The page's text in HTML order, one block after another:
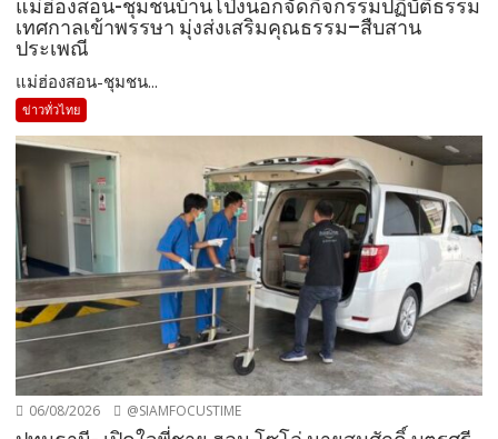
แม่ฮ่องสอน-ชุมชนบ้านโป่งนอกจัดกิจกรรมปฏิบัติธรรม
เทศกาลเข้าพรรษา มุ่งส่งเสริมคุณธรรม–สืบสาน
ประเพณี
แม่ฮ่องสอน-ชุมชน...
ข่าวทั่วไทย
06/08/2026 @SIAMFOCUSTIME